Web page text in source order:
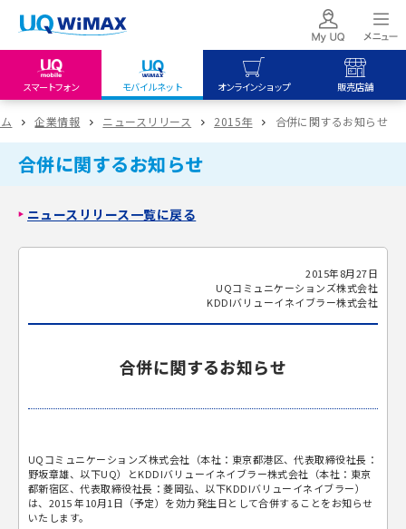
スマートフォン モバイルネット オンラインショップ 販売店舗
my UQ WiMAX
UQ WiMAX ご契約の方
My UQ mobile
UQ mobile
オンラインショップ
UQ WiMAX
UQ mobile
販売店舗
UQ WiMAX
企業情報 ニュースリリース 2015年 合併に関するお知らせ
合併に関するお知らせ
ニュースリリース一覧に戻る
2015年8月27日
UQコミュニケーションズ株式会社
KDDIバリューイネイブラー株式会社
合併に関するお知らせ
UQコミュニケーションズ株式会社（本社：東京都港区、代表取締役社長：
野坂章雄、以下UQ）とKDDIバリューイネイブラー株式会社（本社：東京
都新宿区、代表取締役社長：菱岡弘、以下KDDIバリューイネイブラー）
は、2015 年10月1日（予定）を効力発生日として合併することをお知らせ
いたします。